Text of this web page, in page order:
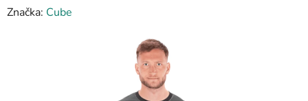
Značka: Cube